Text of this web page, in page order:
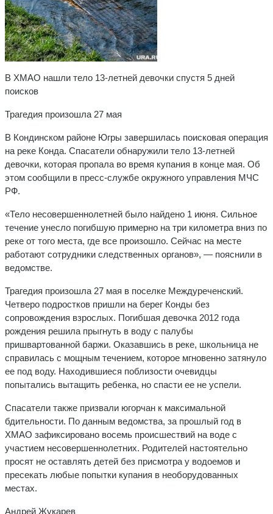
В ХМАО нашли тело 13-летней девочки спустя 5 дней
поисков
Трагедия произошла 27 мая
В Кондинском районе Югры завершилась поисковая операция
на реке Конда. Спасатели обнаружили тело 13-летней
девочки, которая пропала во время купания в конце мая. Об
этом сообщили в пресс-службе окружного управления МЧС
РФ.
«Тело несовершеннолетней было найдено 1 июня. Сильное
течение унесло погибшую примерно на три километра вниз по
реке от того места, где все произошло. Сейчас на месте
работают сотрудники следственных органов», — пояснили в
ведомстве.
Трагедия произошла 27 мая в поселке Междуреченский.
Четверо подростков пришли на берег Конды без
сопровождения взрослых. Погибшая девочка 2012 года
рождения решила прыгнуть в воду с палубы
пришвартованной баржи. Оказавшись в реке, школьница не
справилась с мощным течением, которое мгновенно затянуло
ее под воду. Находившиеся поблизости очевидцы
попытались вытащить ребенка, но спасти ее не успели.
Спасатели также призвали югорчан к максимальной
бдительности. По данным ведомства, за прошлый год в
ХМАО зафиксировано восемь происшествий на воде с
участием несовершеннолетних. Родителей настоятельно
просят не оставлять детей без присмотра у водоемов и
пресекать любые попытки купания в необорудованных
местах.
Андрей Жукарев